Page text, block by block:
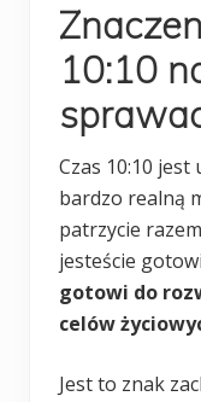
10:10
Czas 10:10 jest
bardzo realną
patrzycie
jesteście
gotowi do
celów
Jest to znak